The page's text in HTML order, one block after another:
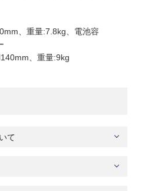
、重量:7.8kg、電池容
、重量:9kg
て